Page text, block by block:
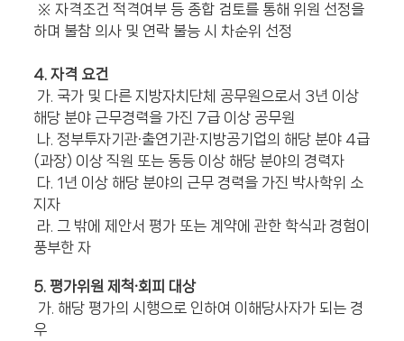
※ 자격조건 적격여부 등 종합 검토를 통해 위원 선정을
하며 불참 의사 및 연락 불능 시 차순위 선정
4. 자격 요건
가. 국가 및 다른 지방자치단체 공무원으로서 3년 이상
해당 분야 근무경력을 가진 7급 이상 공무원
나. 정부투자기관·출연기관·지방공기업의 해당 분야 4급
(과장) 이상 직원 또는 동등 이상 해당 분야의 경력자
다. 1년 이상 해당 분야의 근무 경력을 가진 박사학위 소
지자
라. 그 밖에 제안서 평가 또는 계약에 관한 학식과 경험이
풍부한 자
5. 평가위원 제척·회피 대상
가. 해당 평가의 시행으로 인하여 이해당사자가 되는 경
우